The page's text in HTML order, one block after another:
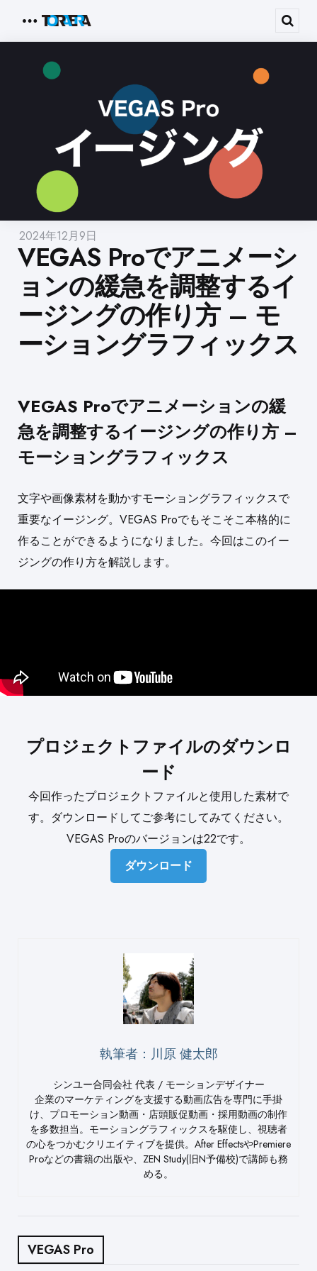
Menu
2024年12月9日
VEGAS Proでアニメーシ
ョンの緩急を調整するイ
ージングの作り方 – モ
ーショングラフィックス
VEGAS Proでアニメーションの緩
急を調整するイージングの作り方 –
モーショングラフィックス
文字や画像素材を動かすモーショングラフィックスで
重要なイージング。VEGAS Proでもそこそこ本格的に
作ることができるようになりました。今回はこのイー
ジングの作り方を解説します。
プロジェクトファイルのダウンロ
ード
今回作ったプロジェクトファイルと使用した素材で
す。ダウンロードしてご参考にしてみてください。
VEGAS Proのバージョンは22です。
ダウンロード
執筆者：川原 健太郎
シンユー合同会社 代表 / モーションデザイナー
企業のマーケティングを支援する動画広告を専門に手掛
け、プロモーション動画・店頭販促動画・採用動画の制作
を多数担当。モーショングラフィックスを駆使し、視聴者
の心をつかむクリエイティブを提供。After EffectsやPremiere
Proなどの書籍の出版や、ZEN Study(旧N予備校)で講師も務
める。
VEGAS Pro